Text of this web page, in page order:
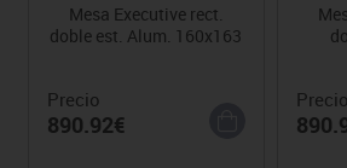
Mesa Executive rect.
doble est. Alum. 160x163
Precio
890.92€
Precio